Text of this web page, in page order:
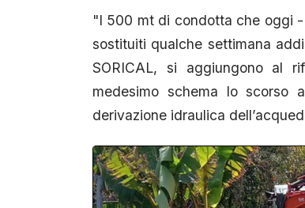
"I 500 mt di condotta che oggi
sostituiti qualche settimana
SORICAL, si aggiungono al
medesimo schema lo scorso
derivazione idraulica